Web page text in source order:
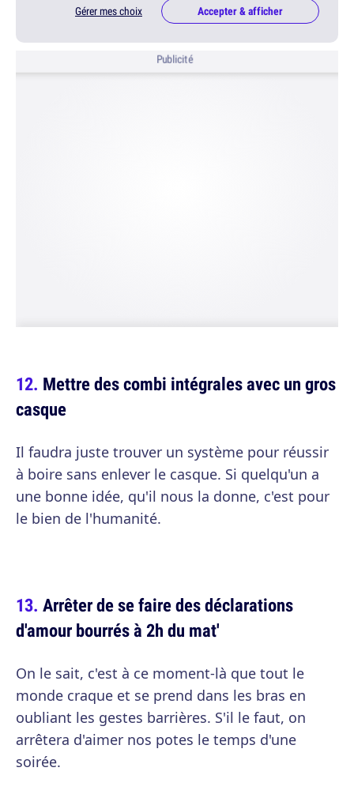
Gérer mes choix Accepter & afficher
Publicité
Mettre des combi intégrales avec un gros
casque
Il faudra juste trouver un système pour réussir
à boire sans enlever le casque. Si quelqu'un a
une bonne idée, qu'il nous la donne, c'est pour
le bien de l'humanité.
Arrêter de se faire des déclarations
d'amour bourrés à 2h du mat'
On le sait, c'est à ce moment-là que tout le
monde craque et se prend dans les bras en
oubliant les gestes barrières. S'il le faut, on
arrêtera d'aimer nos potes le temps d'une
soirée.